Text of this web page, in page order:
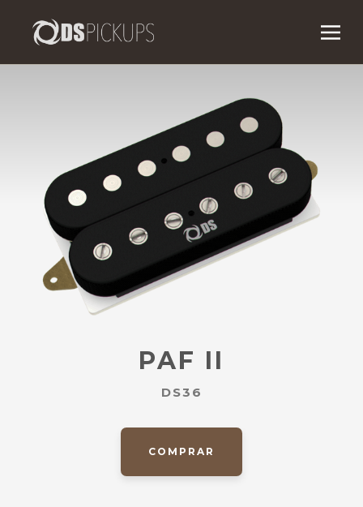
PAF II
DS36
COMPRAR